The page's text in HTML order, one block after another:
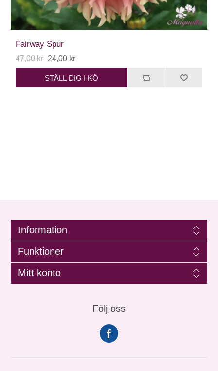
Fairway Spur
47,00 kr 24,00 kr
STÄLL DIG I KÖ
Information
Funktioner
Mitt konto
Följ oss